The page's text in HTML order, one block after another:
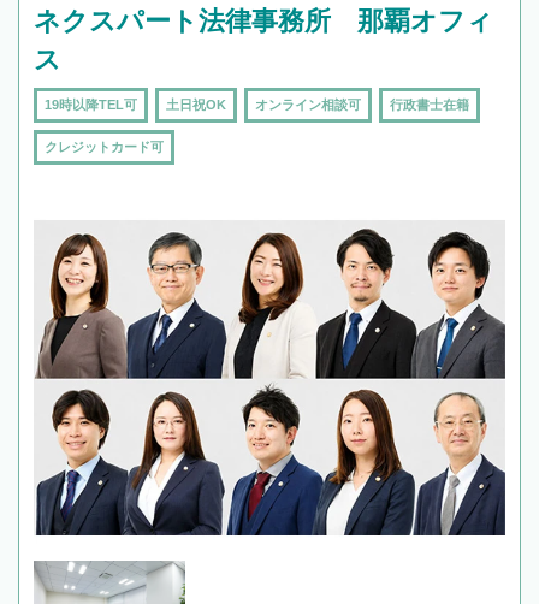
ネクスパート法律事務所 那覇オフィ
ス
19時以降TEL可 土日祝OK オンライン相談可 行政書士在籍
クレジットカード可